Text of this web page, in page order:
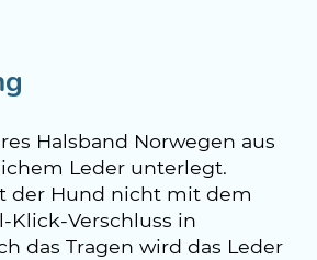
Halsband Norwegen aus
Leder unterlegt.
der Hund nicht mit dem
Klick-Verschluss in
das Tragen wird das Leder